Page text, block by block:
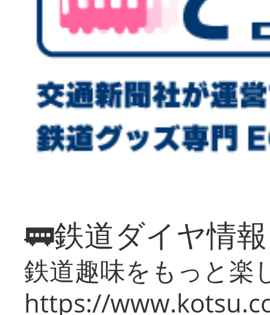
🚃鉄道ダイヤ情
鉄道趣味をもっと楽
https://